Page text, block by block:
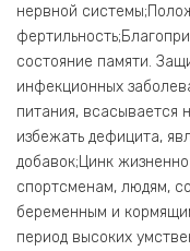
нервной
состояние памяти.
инфекционных
питания, всасывается
избежать дефицита,
добавок;Цинк
спортсменам, людям,
беременным и
период высоких